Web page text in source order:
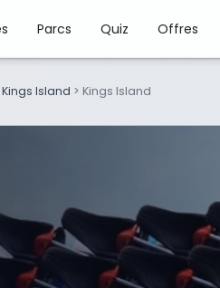
Parcs Quiz Offres
Kings Island > Kings Island